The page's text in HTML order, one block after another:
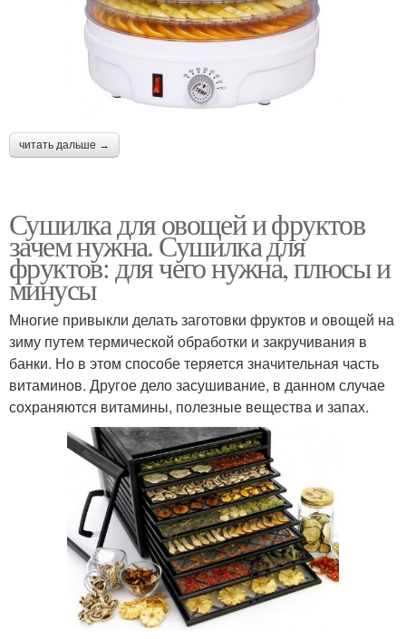
читать дальше →
Сушилка для овощей и фруктов
зачем нужна. Сушилка для
фруктов: для чего нужна, плюсы и
минусы
Многие привыкли делать заготовки фруктов и овощей на
зиму путем термической обработки и закручивания в
банки. Но в этом способе теряется значительная часть
витаминов. Другое дело засушивание, в данном случае
сохраняются витамины, полезные вещества и запах.